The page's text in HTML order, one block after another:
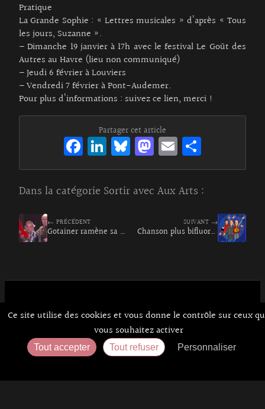
Pratique
La Grande Sophie : « Lettres musicales » d’après « Tous
les jours, Suzanne ».
– Dimanche 19 janvier à 17h avec le festival Le Goût des
Autres au Havre (lieu non communiqué)
– Jeudi 6 février à Louviers
– Vendredi 7 février à Pont-Audemer.
Pour plus d’informations : suivez ce lien, merci !
Partager cet article
Fa
ce
bo
o
k
Li
n
ke
dI
n
Bl
ue
sk
y
M
as
to
d
o
n
E
m
ai
l
rt
ag
er
Dans la catégorie Sortir avec Aux Arts :
← PRÉCÉDENT
Gotainer ramène sa phrase
SUIVANT →
Chanson plus bifluorée
Contact
À Propos d’Aux Arts
Mentions Légales / CGU
Consentements
Ce site utilise des cookies et vous donne le contrôle sur ceux
vous souhaitez activer
Tout accepter Tout refuser
Personnaliser